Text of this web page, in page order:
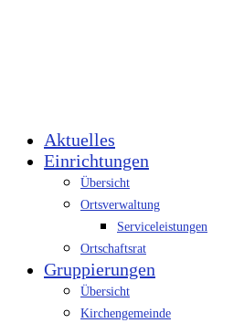
Aktuelles
Einrichtungen
Übersicht
Ortsverwaltung
Serviceleistungen
Ortschaftsrat
Gruppierungen
Übersicht
Kirchengemeinde